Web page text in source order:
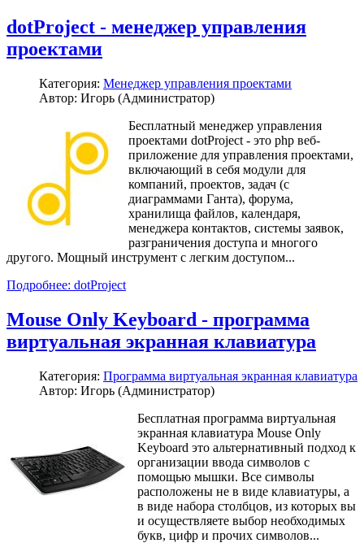
dotProject - менеджер управления
проектами
Категория: Менеджер управления проектами
Автор: Игорь (Администратор)
Бесплатный менеджер управления
проектами dotProject - это php веб-
приложение для управления проектами,
включающий в себя модули для
компаний, проектов, задач (с
диаграммами Ганта), форума,
хранилища файлов, календаря,
менеджера контактов, системы заявок,
разграничения доступа и многого
другого. Мощный инструмент с легким доступом...
Подробнее: dotProject
Mouse Only Keyboard - программа
виртуальная экранная клавиатура
Категория: Программа виртуальная экранная клавиатура
Автор: Игорь (Администратор)
Бесплатная программа виртуальная
экранная клавиатура Mouse Only
Keyboard это альтернативный подход к
организации ввода символов с
помощью мышки. Все символы
расположены не в виде клавиатуры, а
в виде набора столбцов, из которых вы
и осуществляете выбор необходимых
букв, цифр и прочих символов...